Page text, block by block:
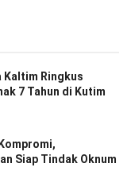
Kaltim Ringkus
7 Tahun di Kutim
Siap Tindak Oknum